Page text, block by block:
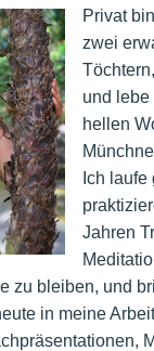
Privat
zwei
und
hellen
Ich laufe
Jahren
zu bleiben, und
in meine